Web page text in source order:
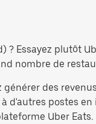
Essayez plutôt
nombre de
des
d'autres postes
Uber Eats.